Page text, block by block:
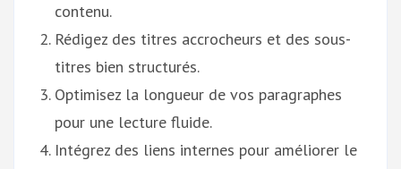
contenu.
Rédigez des titres accrocheurs et des sous-
titres bien structurés.
Optimisez la longueur de vos paragraphes
pour une lecture fluide.
Intégrez des liens internes pour améliorer le